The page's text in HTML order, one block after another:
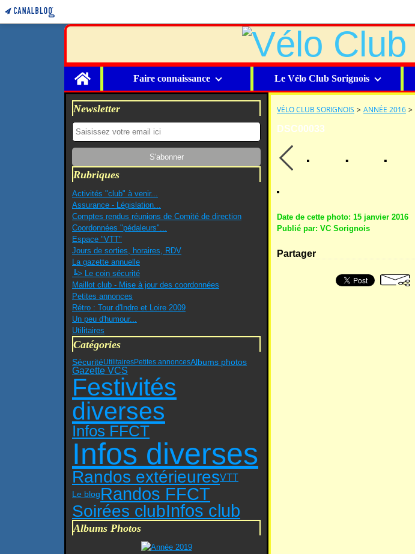
Home
Faire connaissance Le Vélo Club Sorignois
Newsletter
Rubriques
Activités "club" à venir...
Assurance - Législation...
Comptes rendus réunions de Comité de direction
Coordonnées "pédaleurs"...
Espace "VTT"
Jours de sorties, horaires, RDV
La gazette annuelle
╚> Le coin sécurité
Maillot club - Mise à jour des coordonnées
Petites annonces
Rétro : Tour d'Indre et Loire 2009
Un peu d'humour...
Utilitaires
Catégories
SécuritéUtilitairesPetites annoncesAlbums photos
Gazette VCS
Festivités
diverses
Infos FFCT
Infos diverses
Randos extérieuresVTT
Le blog Randos FFCT
Soirées clubInfos club
Albums Photos
VÉLO CLUB SORIGNOIS > ANNÉE 2016 >
DSC00033
Date de cette photo: 15 janvier 2016
Publié par: VC Sorignois
Partager